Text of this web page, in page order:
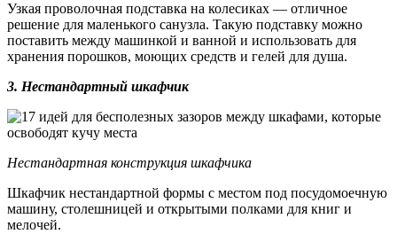
Узкая проволочная подставка на колесиках — отличное
решение для маленького санузла. Такую подставку можно
поставить между машинкой и ванной и использовать для
хранения порошков, моющих средств и гелей для душа.
3. Нестандартный шкафчик
Нестандартная конструкция шкафчика
Шкафчик нестандартной формы с местом под посудомоечную
машину, столешницей и открытыми полками для книг и
мелочей.